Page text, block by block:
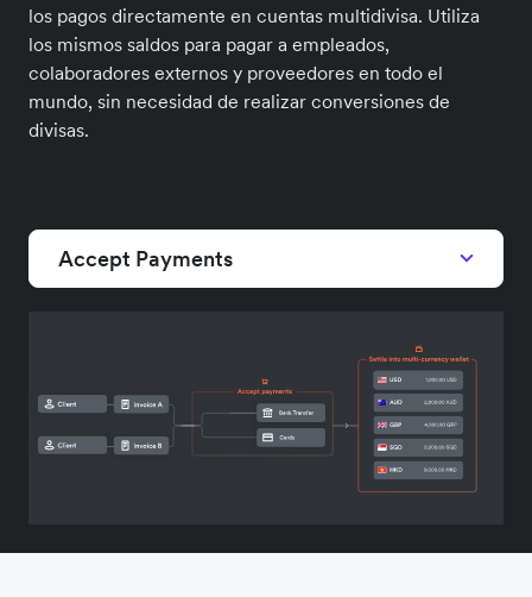
los pagos directamente en cuentas multidivisa. Utiliza
los mismos saldos para pagar a empleados,
colaboradores externos y proveedores en todo el
mundo, sin necesidad de realizar conversiones de
divisas.
Accept Payments